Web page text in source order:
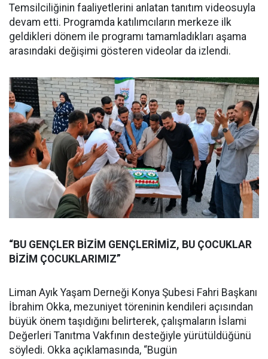
Temsilciliğinin faaliyetlerini anlatan tanıtım videosuyla
devam etti. Programda katılımcıların merkeze ilk
geldikleri dönem ile programı tamamladıkları aşama
arasındaki değişimi gösteren videolar da izlendi.
“BU GENÇLER BİZİM GENÇLERİMİZ, BU ÇOCUKLAR
BİZİM ÇOCUKLARIMIZ”
Liman Ayık Yaşam Derneği Konya Şubesi Fahri Başkanı
İbrahim Okka, mezuniyet töreninin kendileri açısından
büyük önem taşıdığını belirterek, çalışmaların İslami
Değerleri Tanıtma Vakfının desteğiyle yürütüldüğünü
söyledi. Okka açıklamasında, “Bugün